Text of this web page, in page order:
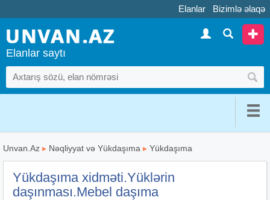
Elanlar Bizimlə əlaqə
Elanlar saytı
Unvan.Az ▸ Nəqliyyat və Yükdaşıma ▸ Yükdaşıma
Yükdaşıma xidməti.Yüklərin
daşınması.Mebel daşıma